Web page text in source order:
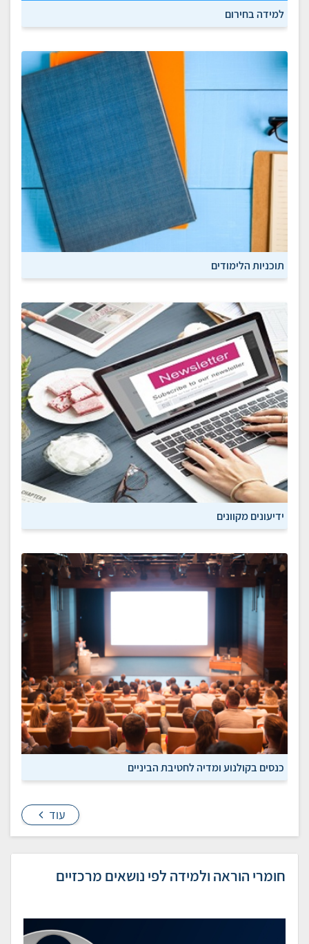
למידה בחירום
תוכניות הלימודים
ידיעונים מקוונים
כנסים בקולנוע ומדיה לחטיבת הביניים
עוד
חומרי הוראה ולמידה לפי נושאים מרכזיים